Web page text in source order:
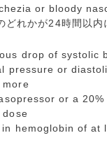
or bloody
どれかが24時間以内
drop of systolic
pressure or
more
or a 20%
dose
hemoglobin of at